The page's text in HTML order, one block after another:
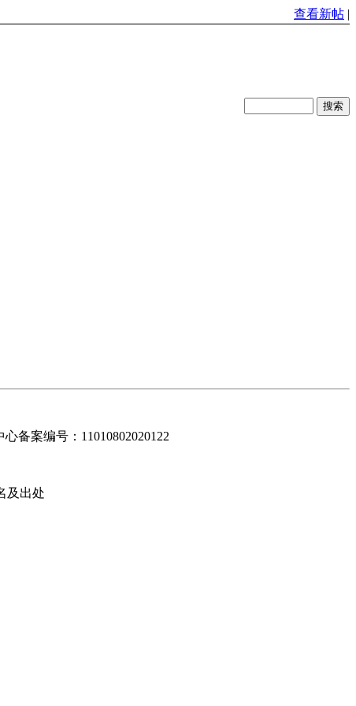
查看新帖 |
备案编号：11010802020122
及出处